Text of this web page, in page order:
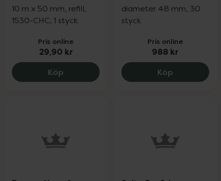
10 m x 50 mm, refill,
1530-CHC, 1 styck
Pris online
29,90 kr
Köp 3M Micropore vit häfta, 29.9 kr.
diameter 48 mm, 30
styck
Pris online
988 kr
Köp Eakin